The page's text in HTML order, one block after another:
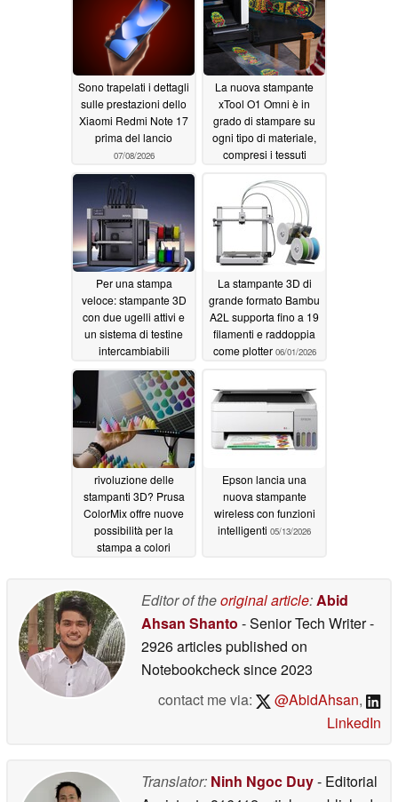
Sono trapelati i dettagli
sulle prestazioni dello
Xiaomi Redmi Note 17
prima del lancio
07/08/2026
La nuova stampante
xTool O1 Omni è in
grado di stampare su
ogni tipo di materiale,
compresi i tessuti
Per una stampa
veloce: stampante 3D
con due ugelli attivi e
un sistema di testine
intercambiabili
06/08/2026
La stampante 3D di
grande formato Bambu
A2L supporta fino a 19
filamenti e raddoppia
come plotter 06/01/2026
rivoluzione delle
stampanti 3D? Prusa
ColorMix offre nuove
possibilità per la
stampa a colori
Epson lancia una
nuova stampante
wireless con funzioni
intelligenti 05/13/2026
Editor of theoriginal article:Abid
Ahsan Shanto - Senior Tech Writer-
2926 articles published on
Notebookchecksince 2023
contact me via:
@AbidAhsan,
LinkedIn
Translator: Ninh Ngoc Duy- Editorial